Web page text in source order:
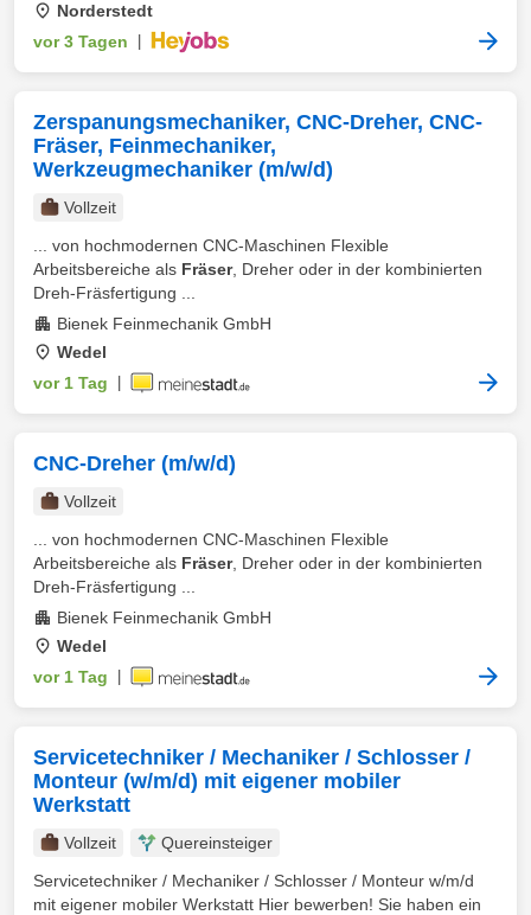
Norderstedt
vor 3 Tagen
Zerspanungsmechaniker, CNC-Dreher, CNC-
Fräser, Feinmechaniker,
Werkzeugmechaniker (m/w/d)
Vollzeit
... von hochmodernen CNC-Maschinen Flexible
Arbeitsbereiche als Fräser, Dreher oder in der kombinierten
Dreh-Fräsfertigung ...
Bienek Feinmechanik GmbH
Wedel
vor 1 Tag
CNC-Dreher (m/w/d)
Vollzeit
... von hochmodernen CNC-Maschinen Flexible
Arbeitsbereiche als Fräser, Dreher oder in der kombinierten
Dreh-Fräsfertigung ...
Bienek Feinmechanik GmbH
Wedel
vor 1 Tag
Servicetechniker / Mechaniker / Schlosser /
Monteur (w/m/d) mit eigener mobiler
Werkstatt
Vollzeit
Quereinsteiger
Servicetechniker / Mechaniker / Schlosser / Monteur w/m/d
mit eigener mobiler Werkstatt Hier bewerben! Sie haben ein